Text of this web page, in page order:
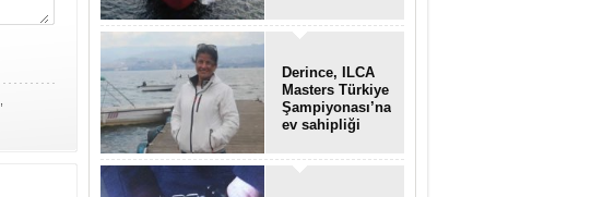
Derince, ILCA
Masters Türkiye
Şampiyonası’na
ev sahipliği